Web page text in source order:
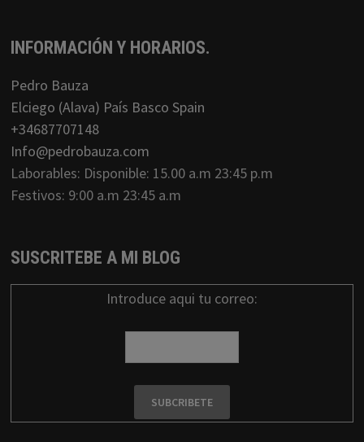
INFORMACIÓN Y HORARIOS.
Pedro Bauza
Elciego (Alava) País Basco Spain
+34687707148
Info@pedrobauza.com
Laborables: Disponible: 15.00 a.m 23:45 p.m
Festivos: 9:00 a.m 23:45 a.m
SUSCRITEBE A MI BLOG
Introduce aqui tu correo: